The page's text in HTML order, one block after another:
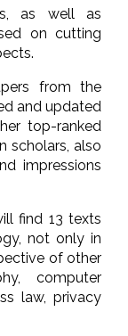
as well as
on cutting
from the
and updated
top-ranked
scholars, also
impressions
find 13 texts
not only in
of other
computer
law, privacy